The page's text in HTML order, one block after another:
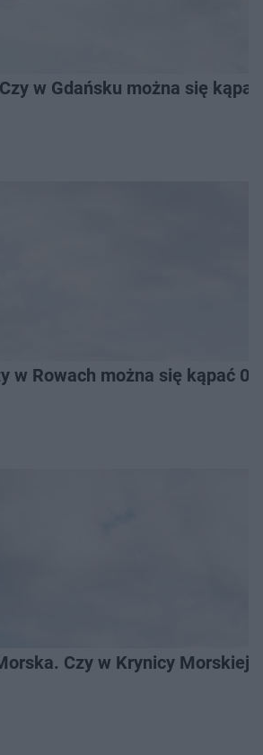
w Gdańsku można się
w Rowach można się kąpać
Czy w Krynicy Morskiej